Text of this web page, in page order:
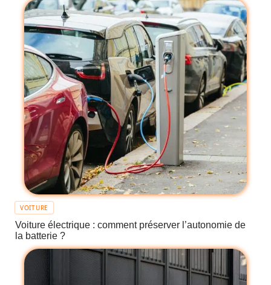
VOITURE
Voiture électrique : comment préserver l’autonomie de
la batterie ?